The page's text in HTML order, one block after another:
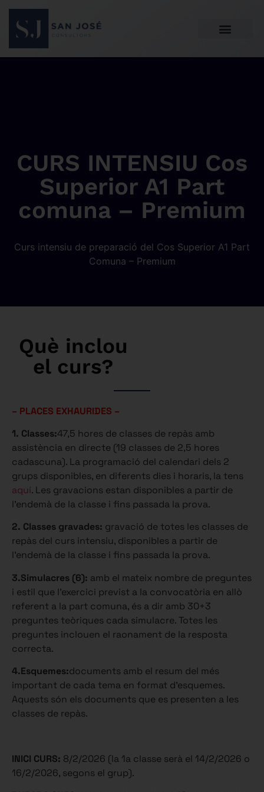
CURS INTENSIU Cos
Superior A1 Part
comuna – Premium
Curs intensiu de preparació del Cos Superior A1 Part
Comuna – Premium
Què inclou
el curs?
– PLACES EXHAURIDES –
1. Classes:47,5 hores de classes de repàs amb
assistència en directe (19 classes de 2,5 hores
cadascuna). La programació del calendari dels 2
grups disponibles, en diferents dies i horaris, la tens
aquí. Les gravacions estan disponibles a partir de
l’endemà de la classe i fins passada la prova.
2. Classes gravades: gravació de totes les classes de
repàs del curs intensiu, disponibles a partir de
l’endemà de la classe i fins passada la prova.
3.Simulacres (6): amb el mateix nombre de preguntes
i estil que l’exercici previst a la convocatòria en allò
referent a la part comuna, és a dir amb 30+3
preguntes teòriques cada simulacre. Totes les
preguntes inclouen el raonament de la resposta
correcta.
4.Esquemes:documents amb el resum del més
important de cada tema en format d’esquemes.
Aquests són els documents que es presenten a les
classes de repàs.
INICI CURS: 8/2/2026 (la 1a classe serà el 14/2/2026 o
16/2/2026, segons el grup).